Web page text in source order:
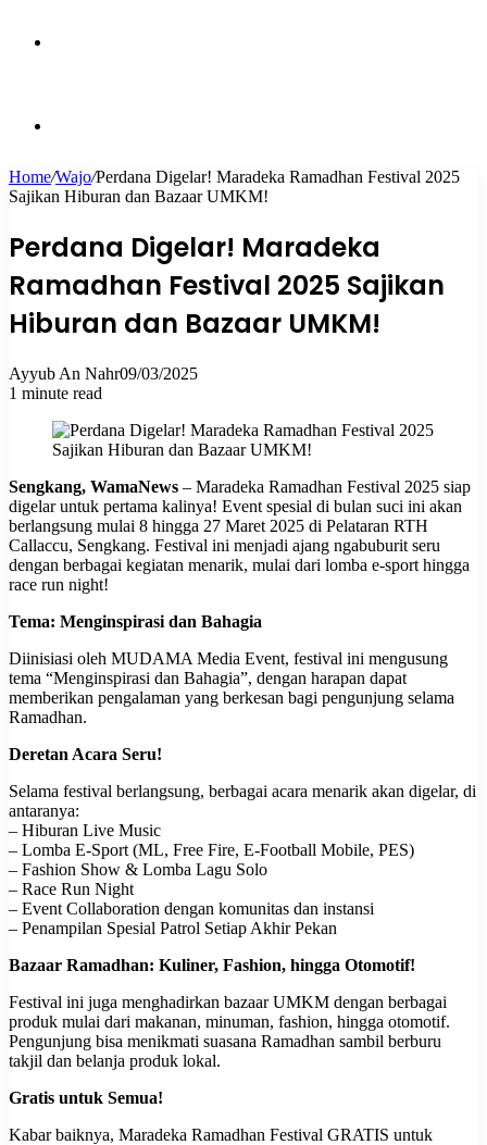
for
Home/Wajo/Perdana Digelar! Maradeka Ramadhan Festival 2025
Sajikan Hiburan dan Bazaar UMKM!
Perdana Digelar! Maradeka
Ramadhan Festival 2025 Sajikan
Hiburan dan Bazaar UMKM!
Ayyub An Nahr09/03/2025
1 minute read
Sengkang, WamaNews – Maradeka Ramadhan Festival 2025 siap
digelar untuk pertama kalinya! Event spesial di bulan suci ini akan
berlangsung mulai 8 hingga 27 Maret 2025 di Pelataran RTH
Callaccu, Sengkang. Festival ini menjadi ajang ngabuburit seru
dengan berbagai kegiatan menarik, mulai dari lomba e-sport hingga
race run night!
Tema: Menginspirasi dan Bahagia
Diinisiasi oleh MUDAMA Media Event, festival ini mengusung
tema “Menginspirasi dan Bahagia”, dengan harapan dapat
memberikan pengalaman yang berkesan bagi pengunjung selama
Ramadhan.
Deretan Acara Seru!
Selama festival berlangsung, berbagai acara menarik akan digelar, di
antaranya:
– Hiburan Live Music
– Lomba E-Sport (ML, Free Fire, E-Football Mobile, PES)
– Fashion Show & Lomba Lagu Solo
– Race Run Night
– Event Collaboration dengan komunitas dan instansi
– Penampilan Spesial Patrol Setiap Akhir Pekan
Bazaar Ramadhan: Kuliner, Fashion, hingga Otomotif!
Festival ini juga menghadirkan bazaar UMKM dengan berbagai
produk mulai dari makanan, minuman, fashion, hingga otomotif.
Pengunjung bisa menikmati suasana Ramadhan sambil berburu
takjil dan belanja produk lokal.
Gratis untuk Semua!
Kabar baiknya, Maradeka Ramadhan Festival GRATIS untuk